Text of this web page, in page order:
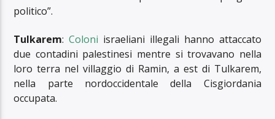
politico”.
Tulkarem:Coloni israeliani illegali hanno attaccato
due contadini palestinesi mentre si trovavano nella
loro terra nel villaggio di Ramin, a est di Tulkarem,
nella parte nordoccidentale della Cisgiordania
occupata.